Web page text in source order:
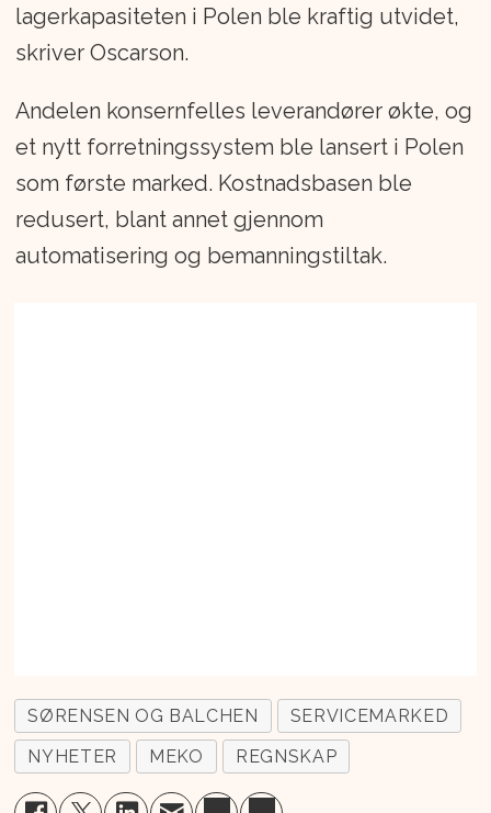
lagerkapasiteten i Polen ble kraftig utvidet,
skriver Oscarson.
Andelen konsernfelles leverandører økte, og
et nytt forretningssystem ble lansert i Polen
som første marked. Kostnadsbasen ble
redusert, blant annet gjennom
automatisering og bemanningstiltak.
SØRENSEN OG BALCHEN
SERVICEMARKED
NYHETER
MEKO REGNSKAP